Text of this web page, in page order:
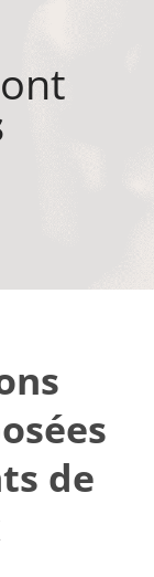
de